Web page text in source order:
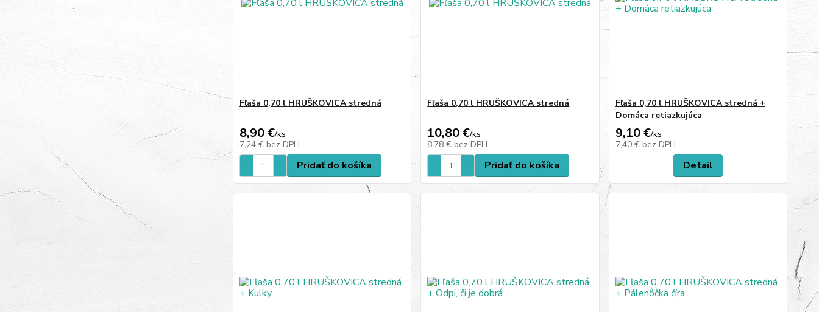
Fľaša 0,70 l HRUŠKOVICA stredná
8,90 €/ks
7,24 € bez DPH
Pridať do košíka
Fľaša 0,70 l HRUŠKOVICA stredná
10,80 €/ks
8,78 € bez DPH
Pridať do košíka
Fľaša 0,70 l HRUŠKOVICA stredná +
Domáca retiazkujúca
9,10 €/ks
7,40 € bez DPH
Detail